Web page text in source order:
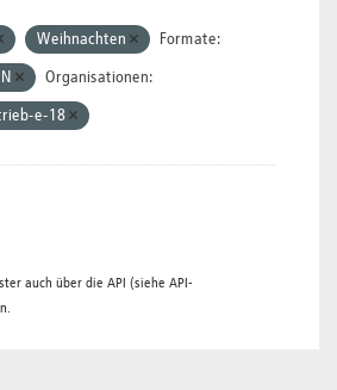
Weihnachten Formate:
Organisationen:
e-18
auch über die API (siehe API-